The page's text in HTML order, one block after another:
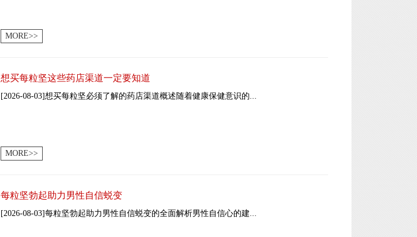
MORE>>
想买每粒坚这些药店渠道一定要知道
[2026-08-03]想买每粒坚必须了解的药店渠道概述随着健康保健意识的...
MORE>>
每粒坚勃起助力男性自信蜕变
[2026-08-03]每粒坚勃起助力男性自信蜕变的全面解析男性自信心的建...